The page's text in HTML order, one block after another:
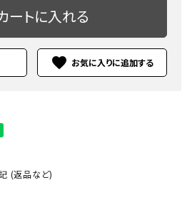
ートに入れる
favorite
(返品など)